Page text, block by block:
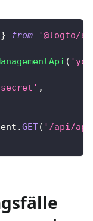
} from '@logto/
(
,
.GET( '/api/